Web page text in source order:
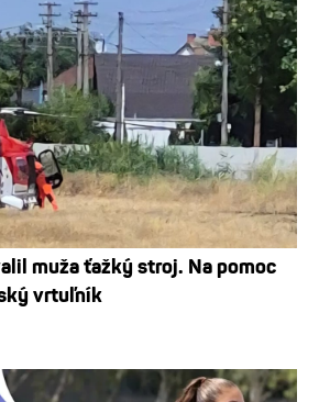
muža ťažký stroj. Na pomoc
vrtuľník